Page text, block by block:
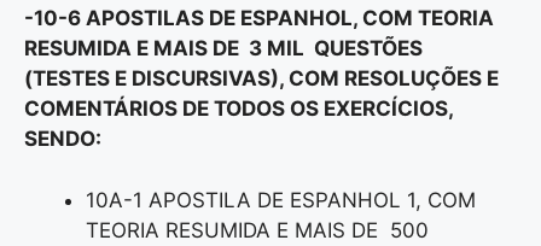
-10-6 APOSTILAS DE ESPANHOL, COM TEORIA
RESUMIDA E MAIS DE 3 MIL QUESTÕES
(TESTES E DISCURSIVAS), COM RESOLUÇÕES E
COMENTÁRIOS DE TODOS OS EXERCÍCIOS,
SENDO:
10A-1 APOSTILA DE ESPANHOL 1, COM
TEORIA RESUMIDA E MAIS DE 500